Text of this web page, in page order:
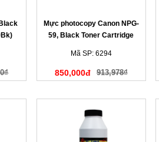
Mực photocopy Canon NPG-
59, Black Toner Cartridge
Mã SP: 6294
850,000đ 913,978₫